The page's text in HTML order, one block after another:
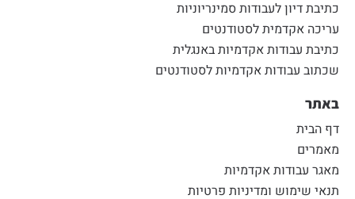
כתיבת דיון לעבודות סמינריוניות
עריכה אקדמית לסטודנטים
כתיבת עבודות אקדמיות באנגלית
שכתוב עבודות אקדמיות לסטודנטים
באתר
דף הבית
מאמרים
מאגר עבודות אקדמיות
תנאי שימוש ומדיניות פרטיות